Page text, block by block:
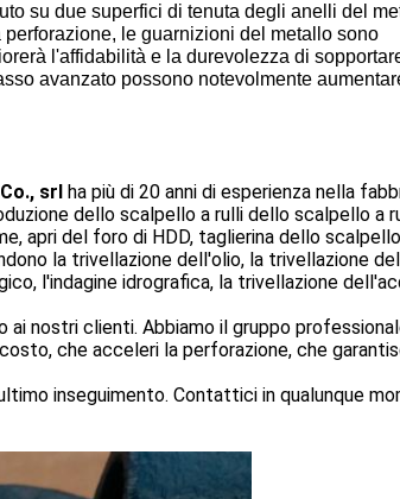
su due superfici di tenuta degli anelli del
le guarnizioni del metallo sono
l'affidabilità e la durevolezza di
avanzato possono notevolmente
srl ha più di 20 anni di esperienza nella
dello scalpello a rulli dello scalpello a
apri del foro di HDD, taglierina dello
la trivellazione dell'olio, la trivellazione
l'indagine idrografica, la trivellazione
nostri clienti. Abbiamo il gruppo
che acceleri la perforazione, che
inseguimento. Contattici in qualunque